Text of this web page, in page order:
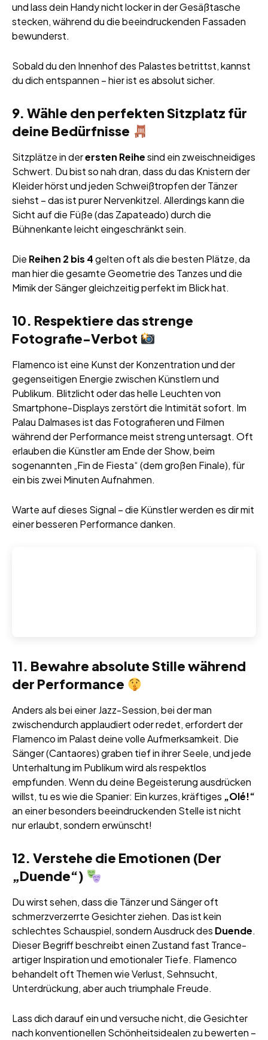
und lass dein Handy nicht locker in der Gesäßtasche
stecken, während du die beeindruckenden Fassaden
bewunderst.
Sobald du den Innenhof des Palastes betrittst, kannst
du dich entspannen – hier ist es absolut sicher.
9. Wähle den perfekten Sitzplatz für
deine Bedürfnisse
Sitzplätze in derersten Reihesind ein zweischneidiges
Schwert. Du bist so nah dran, dass du das Knistern der
Kleider hörst und jeden Schweißtropfen der Tänzer
siehst – das ist purer Nervenkitzel. Allerdings kann die
Sicht auf die Füße (das Zapateado) durch die
Bühnenkante leicht eingeschränkt sein.
Die Reihen 2 bis 4gelten oft als die besten Plätze, da
man hier die gesamte Geometrie des Tanzes und die
Mimik der Sänger gleichzeitig perfekt im Blick hat.
10. Respektiere das strenge
Fotografie-Verbot
Flamenco ist eine Kunst der Konzentration und der
gegenseitigen Energie zwischen Künstlern und
Publikum. Blitzlicht oder das helle Leuchten von
Smartphone-Displays zerstört die Intimität sofort. Im
Palau Dalmases ist das Fotografieren und Filmen
während der Performance meist streng untersagt. Oft
erlauben die Künstler am Ende der Show, beim
sogenannten „Fin de Fiesta“ (dem großen Finale), für
ein bis zwei Minuten Aufnahmen.
Warte auf dieses Signal – die Künstler werden es dir mit
einer besseren Performance danken.
11. Bewahre absolute Stille während
der Performance
Anders als bei einer Jazz-Session, bei der man
zwischendurch applaudiert oder redet, erfordert der
Flamenco im Palast deine volle Aufmerksamkeit. Die
Sänger (Cantaores) graben tief in ihrer Seele, und jede
Unterhaltung im Publikum wird als respektlos
empfunden. Wenn du deine Begeisterung ausdrücken
willst, tu es wie die Spanier: Ein kurzes, kräftiges „Olé!“
an einer besonders beeindruckenden Stelle ist nicht
nur erlaubt, sondern erwünscht!
12. Verstehe die Emotionen (Der
„Duende“)
Du wirst sehen, dass die Tänzer und Sänger oft
schmerzverzerrte Gesichter ziehen. Das ist kein
schlechtes Schauspiel, sondern Ausdruck des Duende.
Dieser Begriff beschreibt einen Zustand fast Trance-
artiger Inspiration und emotionaler Tiefe. Flamenco
behandelt oft Themen wie Verlust, Sehnsucht,
Unterdrückung, aber auch triumphale Freude.
Lass dich darauf ein und versuche nicht, die Gesichter
nach konventionellen Schönheitsidealen zu bewerten –